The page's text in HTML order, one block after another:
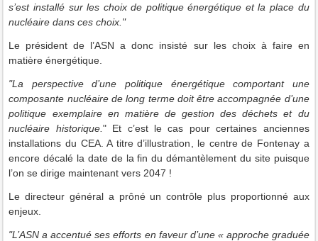
s’est installé sur les choix de politique énergétique et la place du
nucléaire dans ces choix."
Le président de l’ASN a donc insisté sur les choix à faire en
matière énergétique.
"La perspective d’une politique énergétique comportant une
composante nucléaire de long terme doit être accompagnée d’une
politique exemplaire en matière de gestion des déchets et du
nucléaire historique. " Et c’est le cas pour certaines anciennes
installations du CEA. A titre d’illustration, le centre de Fontenay a
encore décalé la date de la fin du démantèlement du site puisque
l’on se dirige maintenant vers 2047 !
Le directeur général a prôné un contrôle plus proportionné aux
enjeux.
"L’ASN a accentué ses efforts en faveur d’une « approche graduée